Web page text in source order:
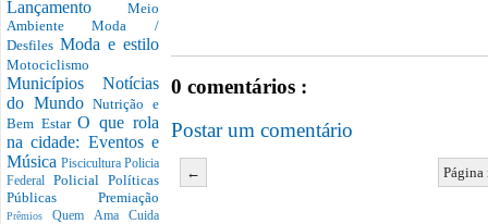
Lançamento Meio
AmbienteModa /
Desfiles Moda e estilo
Motociclismo
Municípios Notícias
do MundoNutrição e
Bem EstarO que rola
na cidade: Eventos e
Música Piscicultura Policia
Federal Policial Políticas
Públicas Premiação
PrêmiosQuem Ama Cuida
0 comentários :
Postar um comentário
←